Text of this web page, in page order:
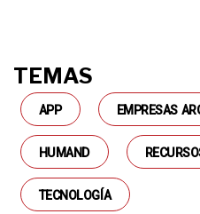
TEMAS
APP EMPRESAS
HUMAND
TECNOLOGÍA